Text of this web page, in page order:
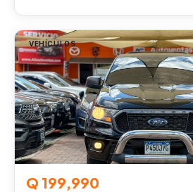
VEHÍCULOS
Q 199,990